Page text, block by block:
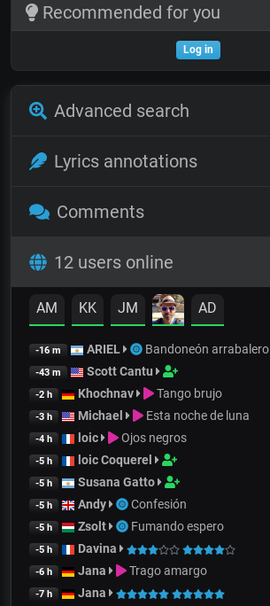
Recommended for you
Log in
Advanced search
Lyrics annotations
Comments
12 users online
AM KK JM AD
-16 m ARIEL Bandoneón arrabalero
-43 m Scott Cantu
-2 h Khochnav Tango brujo
-3 h Michael Esta noche de luna
-4 h loic Ojos negros
-5 h loic Coquerel
-5 h Susana Gatto
-5 h Andy Confesión
-5 h Zsolt Fumando espero
-5 h Davina
-6 h Jana Trago amargo
-7 h Jana